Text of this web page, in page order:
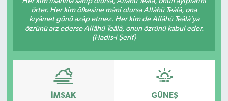
örter. Her kim öfkesine mâni olursa Allâhü Teâlâ, ona
kıyâmet günü azâp etmez. Her kim de Allâhü Teâlâ’ya
özrünü arz ederse Allâhü Teâlâ, onun özrünü kabul eder.
(Hadis-i Şerif)
İMSAK GÜNEŞ
DÜNYA
Edremit
EĞİTİM